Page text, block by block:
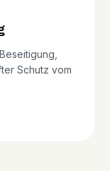
Schutz vom